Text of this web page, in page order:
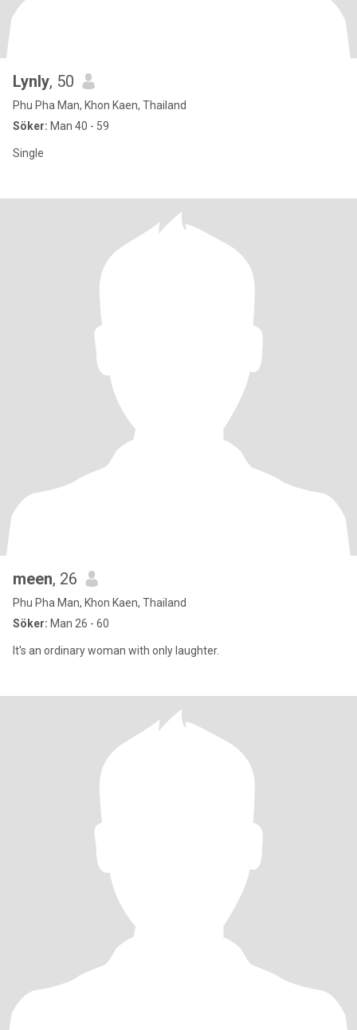
Lynly, 50
Phu Pha Man, Khon Kaen, Thailand
Söker: Man 40 - 59
Single
meen, 26
Phu Pha Man, Khon Kaen, Thailand
Söker: Man 26 - 60
It's an ordinary woman with only laughter.